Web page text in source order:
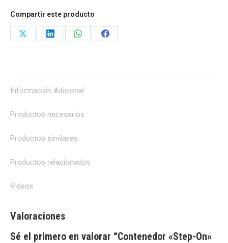
Compartir este producto
Share
Share
Share
Share
Información Adicional
Productos necesarios
Productos similares
Productos relacionados
Videos
Valoraciones
Sé el primero en valorar “Contenedor «Step-On»